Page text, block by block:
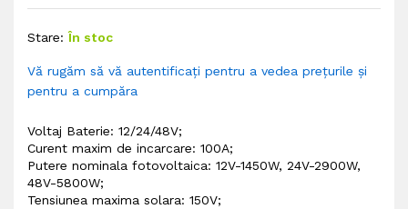
Stare: În stoc
Vă rugăm să vă autentificați pentru a vedea prețurile și
pentru a cumpăra
Voltaj Baterie: 12/24/48V;
Curent maxim de incarcare: 100A;
Putere nominala fotovoltaica: 12V-1450W, 24V-2900W,
48V-5800W;
Tensiunea maxima solara: 150V;